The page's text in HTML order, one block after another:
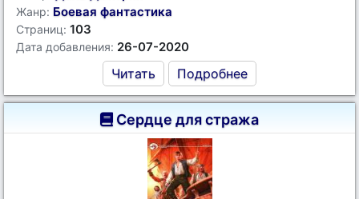
Жанр: Боевая фантастика
Страниц: 103
Дата добавления: 26-07-2020
Читать Подробнее
Сердце для стража